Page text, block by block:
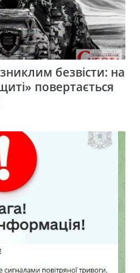
безвісти: на
повертається